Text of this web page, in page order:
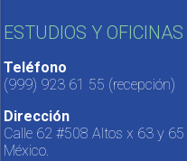
ESTUDIOS Y OFICINAS
Teléfono
(999) 923 61 55 (recepción)
Dirección
Calle 62 #508 Altos x 63 y 65
México.